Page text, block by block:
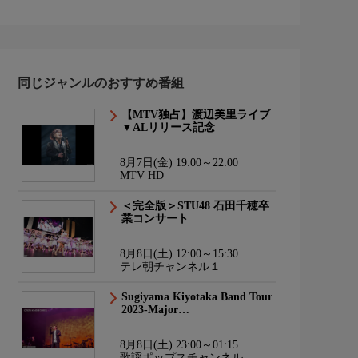
同じジャンルのおすすめ番組
【MTV独占】渡辺美里ライブ
▼ALリリース記念
8月7日(金) 19:00～22:00
MTV HD
＜完全版＞STU48 石田千穂卒
業コンサート
8月8日(土) 12:00～15:30
テレ朝チャンネル１
Sugiyama Kiyotaka Band Tour
2023-Major…
8月8日(土) 23:00～01:15